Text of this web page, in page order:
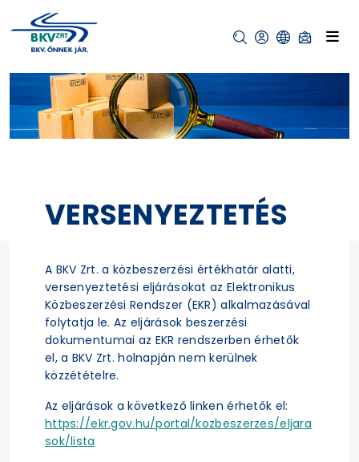
VERSENYEZTETÉS
A BKV Zrt. a közbeszerzési értékhatár alatti,
versenyeztetési eljárásokat az Elektronikus
Közbeszerzési Rendszer (EKR) alkalmazásával
folytatja le. Az eljárások beszerzési
dokumentumai az EKR rendszerben érhetők
el, a BKV Zrt. holnapján nem kerülnek
közzétételre.
Az eljárások a következő linken érhetők el:
https://ekr.gov.hu/portal/kozbeszerzes/eljara
sok/lista